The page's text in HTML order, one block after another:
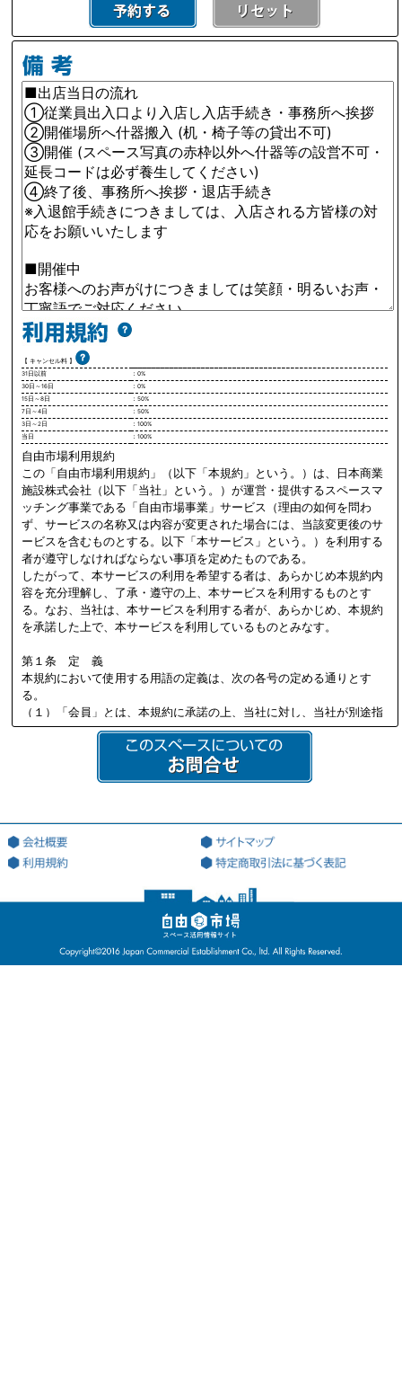
【 キャンセル料 】
31日以前
：0%
30日～16日
：0%
15日～8日
：50%
7日～4日
：50%
3日～2日
：100%
当日
：100%
自由市場利用規約
この「自由市場利用規約」（以下「本規約」という。）は、日本商業
施設株式会社（以下「当社」という。）が運営・提供するスペースマ
ッチング事業である「自由市場事業」サービス（理由の如何を問わ
ず、サービスの名称又は内容が変更された場合には、当該変更後のサ
ービスを含むものとする。以下「本サービス」という。）を利用する
者が遵守しなければならない事項を定めたものである。
したがって、本サービスの利用を希望する者は、あらかじめ本規約内
容を充分理解し、了承・遵守の上、本サービスを利用するものとす
る。なお、当社は、本サービスを利用する者が、あらかじめ、本規約
を承諾した上で、本サービスを利用しているものとみなす。
第１条 定 義
本規約において使用する用語の定義は、次の各号の定める通りとす
る。
（１）「会員」とは、本規約に承諾の上、当社に対し、当社が別途指
定する必要書類を提供し、当社の定める審査を通過して、当社より会
員資格を付与され会員登録を行った法人又は個人を意味する。
（２）「本サイト」とは、会員が本サービスを利用する際に用いる、
本サービス専用のWEBサイト（ドメインアドレス：http://jiyu18.jp）
ことを希望する法人又は個人を意味する。
（４）「登録情報」とは、当社が指定した、本サービスを利用するた
（５）「利用契約」とは、第3条第4項に基づき、当社と会員の間で成
立する会員による本サービスの利用に関する契約を意味する。
（６）「知的財産権」とは、著作権、特許権、実用新案権、商標権、
意匠権その他の知的財産権（これらの権利を取得し、又はこれらの権
利につき登録等を出願する一切の権利を含む）を意味する。